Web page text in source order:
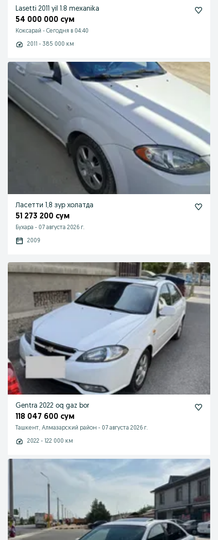
Lasetti 2011 yil 1.8 mexanika
54 000 000 сум
Коксарай - Сегодня в 04:40
2011 - 385 000 км
Ласетти 1,8 зур холатда
51 273 200 сум
Бухара - 07 августа 2026 г.
2009
Gentra 2022 oq gaz bor
118 047 600 сум
Ташкент, Алмазарский район - 07 августа 2026 г.
2022 - 122 000 км